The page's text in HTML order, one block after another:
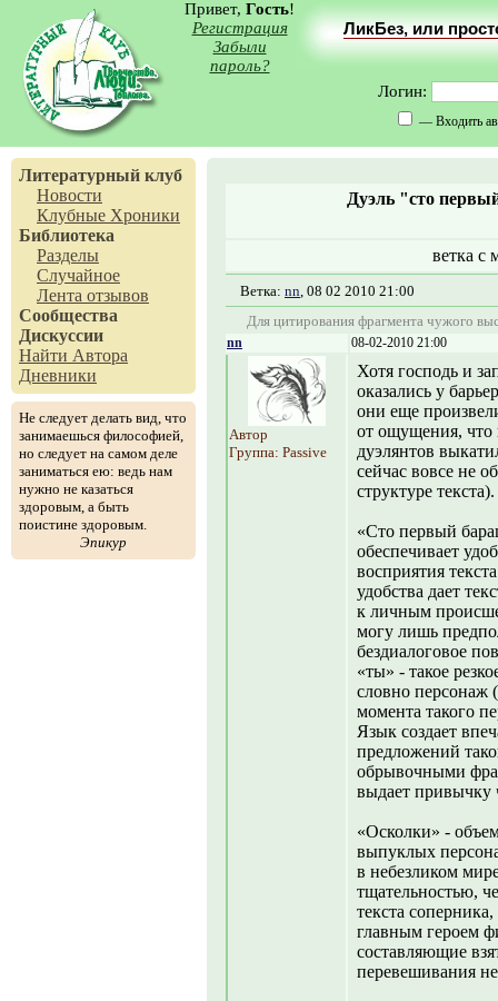
Привет, Гость!
Регистрация
Забыли
пароль?
ЛикБез, или
Логин:
— Входить
Литературный клуб
Новости
Клубные Хроники
Библиотека
Разделы
Случайное
Лента отзывов
Сообщества
Дискуссии
Найти Автора
Дневники
Не следует делать вид, что
занимаешься философией,
но следует на самом деле
заниматься ею: ведь нам
нужно не казаться
здоровым, а быть
поистине здоровым.
Эпикур
Дуэль "сто
ветка с
Ветка: nn, 08 02 2010 21:00
Для цитирования фрагмента чужого
nn 08-02-2010 21:00
Автор
Группа: Passive
Хотя господь и
оказались у
они еще
от ощущения, что
дуэлянтов
сейчас вовсе не
структуре текста).
«Сто первый
обеспечивает
восприятия
удобства дает
к личным
могу лишь
бездиалоговое
«ты» - такое
словно персонаж
момента такого
Язык создает
предложений
обрывочными
выдает привычку
«Осколки» -
выпуклых
в небезликом
тщательностью,
текста
главным героем
составляющие
перевешивания